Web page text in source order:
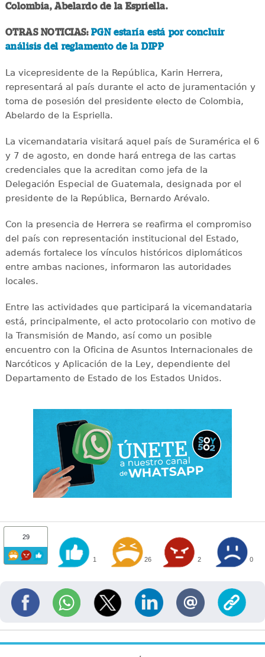
Colombia, Abelardo de la Espriella.
OTRAS NOTICIAS: PGN estaría está por concluir
análisis del reglamento de la DIPP
La vicepresidente de la República, Karin Herrera,
representará al país durante el acto de juramentación y
toma de posesión del presidente electo de Colombia,
Abelardo de la Espriella.
La vicemandataria visitará aquel país de Suramérica el 6
y 7 de agosto, en donde hará entrega de las cartas
credenciales que la acreditan como jefa de la
Delegación Especial de Guatemala, designada por el
presidente de la República, Bernardo Arévalo.
Con la presencia de Herrera se reafirma el compromiso
del país con representación institucional del Estado,
además fortalece los vínculos históricos diplomáticos
entre ambas naciones, informaron las autoridades
locales.
Entre las actividades que participará la vicemandataria
está, principalmente, el acto protocolario con motivo de
la Transmisión de Mando, así como un posible
encuentro con la Oficina de Asuntos Internacionales de
Narcóticos y Aplicación de la Ley, dependiente del
Departamento de Estado de los Estados Unidos.
29
1 26 2 0